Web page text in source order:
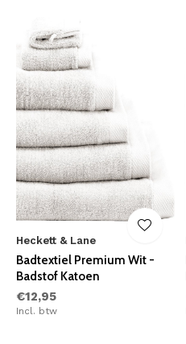
Heckett & Lane
Badtextiel Premium Wit -
Badstof Katoen
€12,95
Incl. btw